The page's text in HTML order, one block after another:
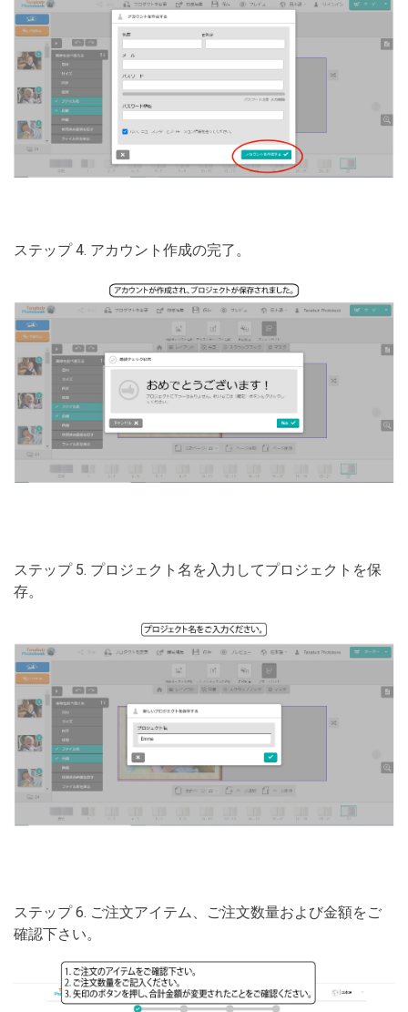
ステップ 4. アカウント作成の完了。
ステップ 5. プロジェクト名を入力してプロジェクトを保
存。
ステップ 6. ご注文アイテム、ご注文数量および金額をご
確認下さい。